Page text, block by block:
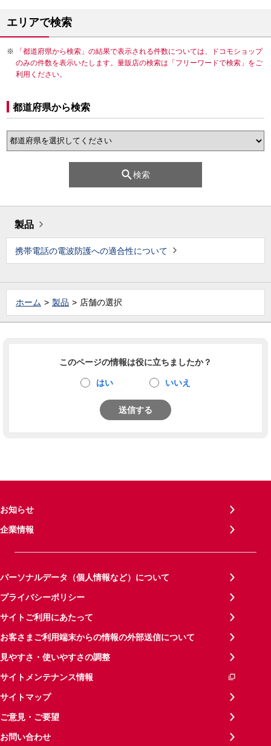
エリアで検索
「都道府県から検索」の結果で表示される件数については、ドコモショップ
のみの件数を表示いたします。量販店の検索は「フリーワードで検索」をご
利用ください。
都道府県から検索
検索
製品
携帯電話の電波防護への適合性について
ホーム 製品 店舗の選択
このページの情報は役に立ちましたか？
はい いいえ
送信する
お知らせ
企業情報
パーソナルデータ（個人情報など）について
プライバシーポリシー
サイトご利用にあたって
お客さまご利用端末からの情報の外部送信について
見やすさ・使いやすさの調整
サイトメンテナンス情報
サイトマップ
ご意見・ご要望
お問い合わせ